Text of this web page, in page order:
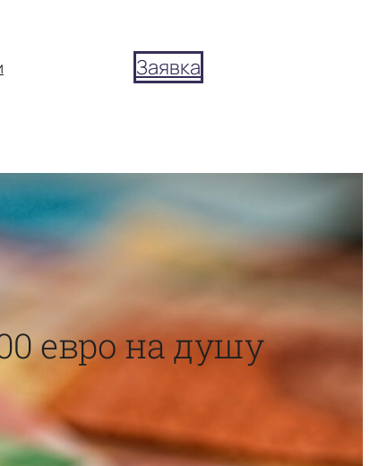
Заявка
евро на душу